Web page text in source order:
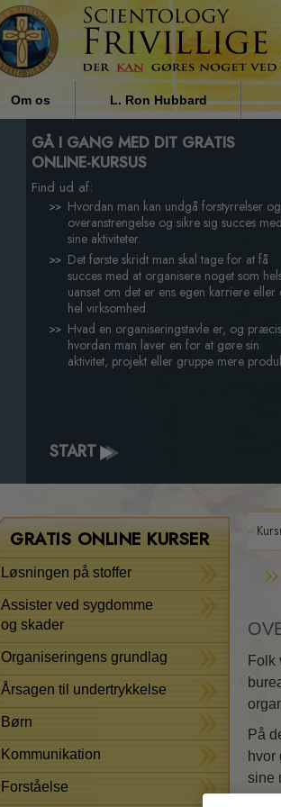
Om os
Hvem er de Frivillige Hjælpere?
Hvorfor hjælper vi?
L. Ron Hubbard
Religionens indflydelse i
samfundet af L. Ron Hubbard
GÅ I GANG MED DIT GRATIS
ONLINE-KURSUS
Find ud af:
Hvordan man kan undgå forstyrrelser og
overanstrengelse og sikre sig succes med
sine aktiviteter.
Det første skridt man skal tage for at få
succes med at organisere noget som
uanset om det er ens egen karriere eller
hel virksomhed.
Hvad en organiseringstavle er, og præcis
hvordan man laver en for at gøre sin
aktivitet, projekt eller gruppe mere
START
Folk
På
hvor
sine
tid,
GRATIS ONLINE KURSER
Løsningen på stoffer
Assister ved sygdomme
og skader
Organiseringens grundlag
Årsagen til undertrykkelse
Børn
Kommunikation
Forståelse